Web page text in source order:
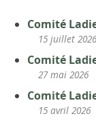
Comité
15 juillet 2026
Comité
27 mai 2026
Comité
15 avril 2026